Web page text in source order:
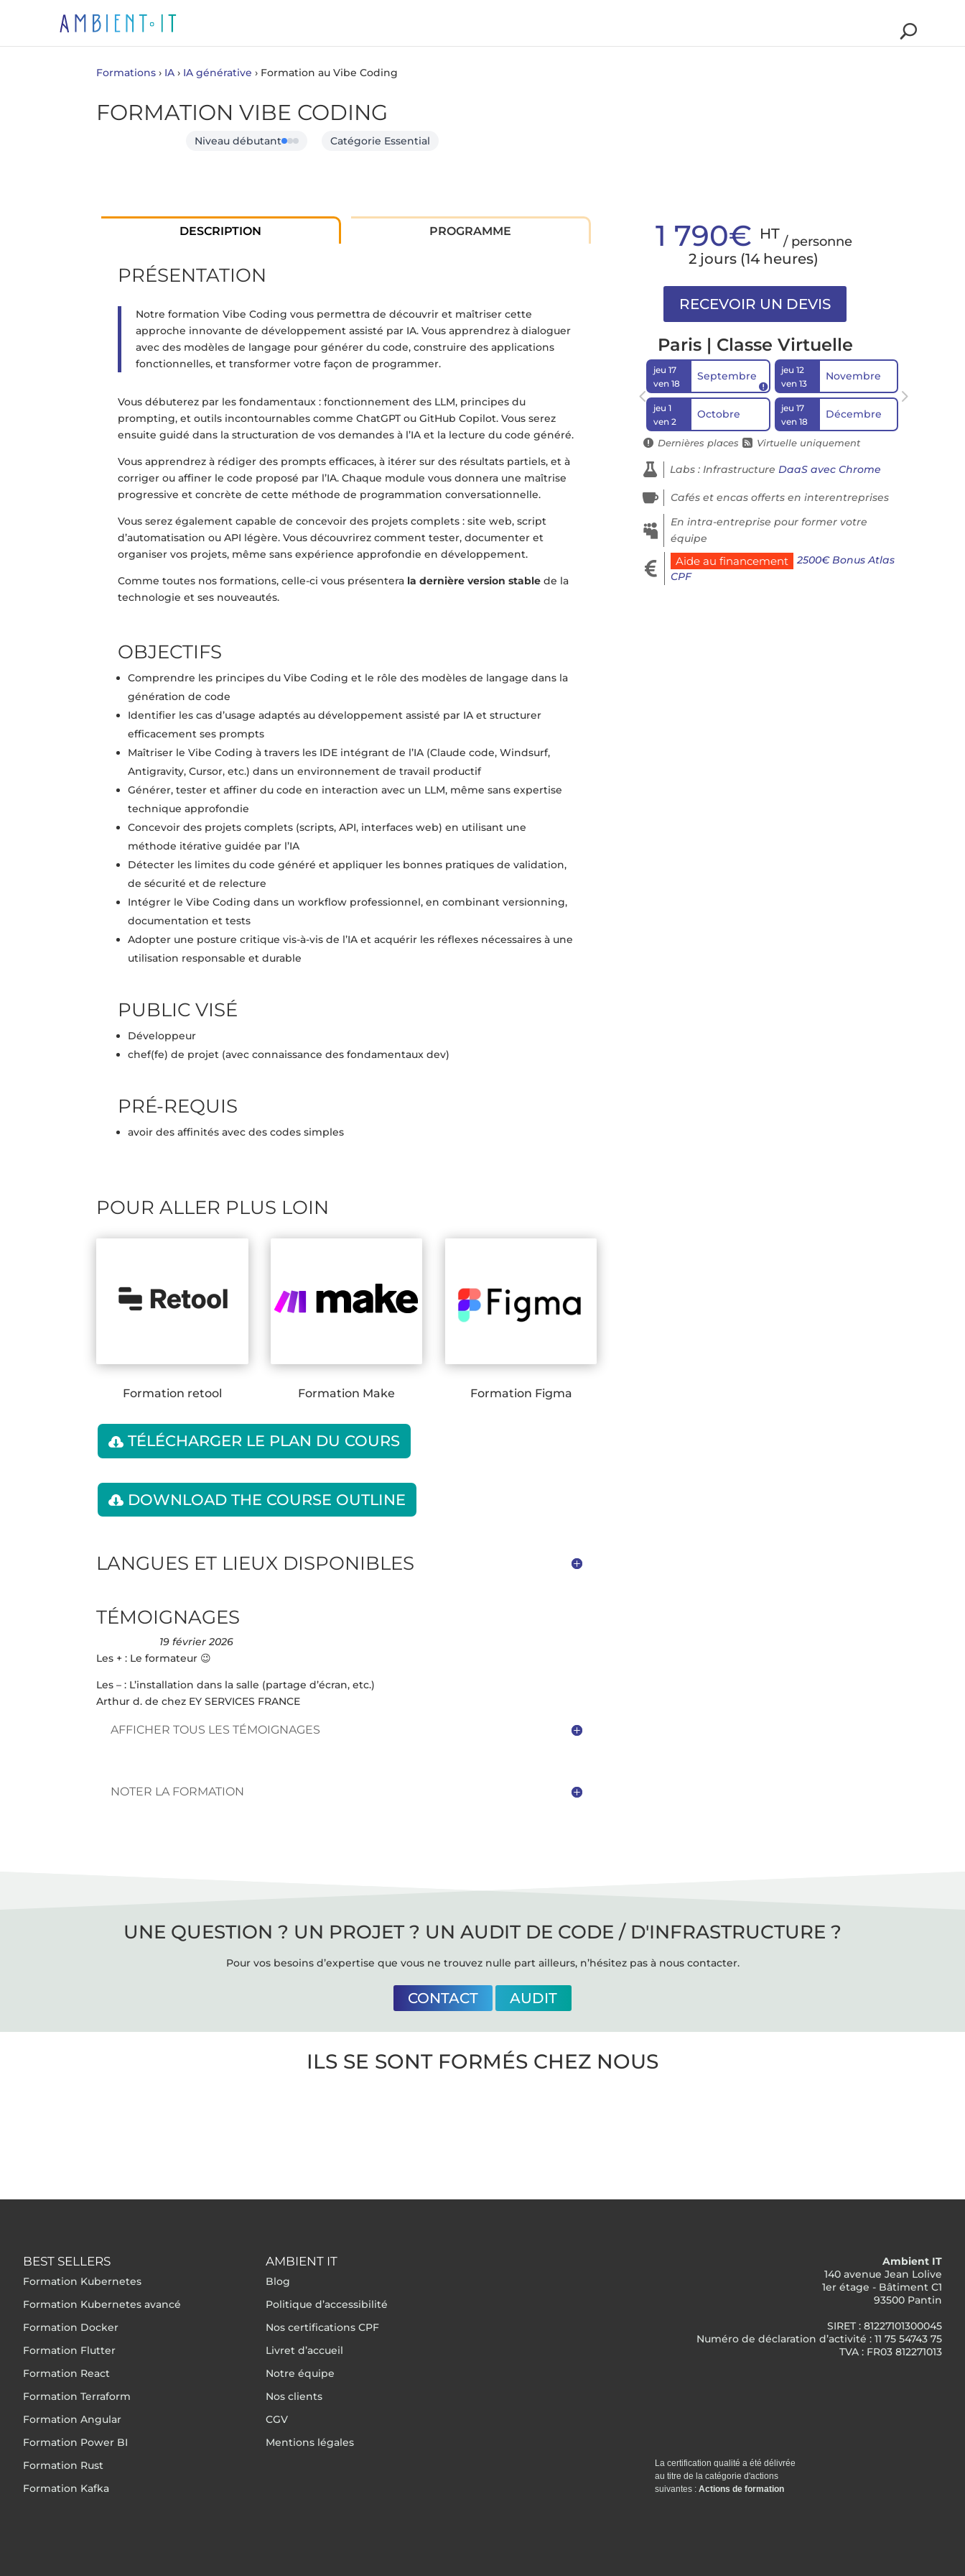
Formations › IA › IA générative › Formation au Vibe Coding
FORMATION VIBE CODING
Niveau débutant Catégorie Essential
DESCRIPTION PROGRAMME
PRÉSENTATION
Notre formation Vibe Coding vous permettra de découvrir et maîtriser cette
approche innovante de développement assisté par IA. Vous apprendrez à dialoguer
avec des modèles de langage pour générer du code, construire des applications
fonctionnelles, et transformer votre façon de programmer.
Vous débuterez par les fondamentaux : fonctionnement des LLM, principes du
prompting, et outils incontournables comme ChatGPT ou GitHub Copilot. Vous serez
ensuite guidé dans la structuration de vos demandes à l’IA et la lecture du code généré.
Vous apprendrez à rédiger des prompts efficaces, à itérer sur des résultats partiels, et à
corriger ou affiner le code proposé par l’IA. Chaque module vous donnera une maîtrise
progressive et concrète de cette méthode de programmation conversationnelle.
Vous serez également capable de concevoir des projets complets : site web, script
d’automatisation ou API légère. Vous découvrirez comment tester, documenter et
organiser vos projets, même sans expérience approfondie en développement.
Comme toutes nos formations, celle-ci vous présentera la dernière version stable de la
technologie et ses nouveautés.
OBJECTIFS
Comprendre les principes du Vibe Coding et le rôle des modèles de langage dans la
génération de code
Identifier les cas d’usage adaptés au développement assisté par IA et structurer
efficacement ses prompts
Maîtriser le Vibe Coding à travers les IDE intégrant de l’IA (Claude code, Windsurf,
Antigravity, Cursor, etc.) dans un environnement de travail productif
Générer, tester et affiner du code en interaction avec un LLM, même sans expertise
technique approfondie
Concevoir des projets complets (scripts, API, interfaces web) en utilisant une
méthode itérative guidée par l’IA
Détecter les limites du code généré et appliquer les bonnes pratiques de validation,
de sécurité et de relecture
Intégrer le Vibe Coding dans un workflow professionnel, en combinant versionning,
documentation et tests
Adopter une posture critique vis-à-vis de l’IA et acquérir les réflexes nécessaires à une
utilisation responsable et durable
PUBLIC VISÉ
Développeur
chef(fe) de projet (avec connaissance des fondamentaux dev)
PRÉ-REQUIS
avoir des affinités avec des codes simples
POUR ALLER PLUS LOIN
Formation retool Formation Make Formation Figma
TÉLÉCHARGER LE PLAN DU COURS
DOWNLOAD THE COURSE OUTLINE
LANGUES ET LIEUX DISPONIBLES
TÉMOIGNAGES
19 février 2026
Les + : Le formateur 😉
Les – : L’installation dans la salle (partage d’écran, etc.)
Arthur d. de chez EY SERVICES FRANCE
AFFICHER TOUS LES TÉMOIGNAGES
NOTER LA FORMATION
1 790€ HT / personne
2 jours (14 heures)
Paris | Classe Virtuelle
jeu 17
ven 18
Septembre

jeu 1
ven 2
Octobre
jeu 12
ven 13
Novembre
jeu 17
ven 18
Décembre
 Dernières places  Virtuelle uniquement
 Labs : InfrastructureDaaS avec Chrome
 Cafés et encas offerts en interentreprises

En intra-entreprise pour former votre
équipe
 Aide au financement
2500€ Bonus Atlas
CPF
UNE QUESTION ? UN PROJET ? UN AUDIT DE CODE / D'INFRASTRUCTURE ?
Pour vos besoins d’expertise que vous ne trouvez nulle part ailleurs, n’hésitez pas à nous contacter.
CONTACT AUDIT
ILS SE SONT FORMÉS CHEZ NOUS
BEST SELLERS
Formation Kubernetes
Formation Kubernetes avancé
Formation Docker
Formation Flutter
Formation React
Formation Terraform
Formation Angular
Formation Power BI
Formation Rust
Formation Kafka
AMBIENT IT
Blog
Politique d’accessibilité
Nos certifications CPF
Livret d’accueil
Notre équipe
Nos clients
CGV
Mentions légales
Ambient IT
140 avenue Jean Lolive
1er étage - Bâtiment C1
93500 Pantin
SIRET : 81227101300045
Numéro de déclaration d’activité : 11 75 54743 75
TVA : FR03 812271013
La certification qualité a été délivrée
au titre de la catégorie d'actions
suivantes : Actions de formation